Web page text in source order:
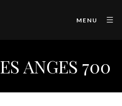
MENU
ANGES 700